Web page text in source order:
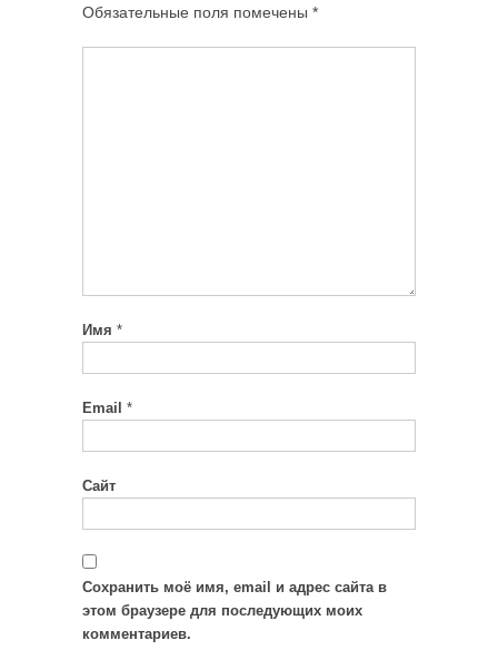
Обязательные поля помечены *
Имя *
Email *
Сайт
Сохранить моё имя, email и адрес сайта в
этом браузере для последующих моих
комментариев.